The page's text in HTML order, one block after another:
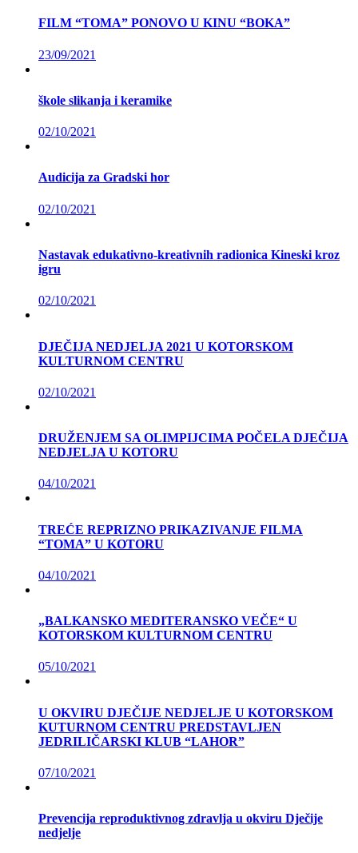
FILM “TOMA” PONOVO U KINU “BOKA”
23/09/2021
škole slikanja i keramike
02/10/2021
Audicija za Gradski hor
02/10/2021
Nastavak edukativno-kreativnih radionica Kineski kroz
igru
02/10/2021
DJEČIJA NEDJELJA 2021 U KOTORSKOM
KULTURNOM CENTRU
02/10/2021
DRUŽENJEM SA OLIMPIJCIMA POČELA DJEČIJA
NEDJELJA U KOTORU
04/10/2021
TREĆE REPRIZNO PRIKAZIVANJE FILMA
“TOMA” U KOTORU
04/10/2021
„BALKANSKO MEDITERANSKO VEČE“ U
KOTORSKOM KULTURNOM CENTRU
05/10/2021
U OKVIRU DJEČIJE NEDJELJE U KOTORSKOM
KUTURNOM CENTRU PREDSTAVLJEN
JEDRILIČARSKI KLUB “LAHOR”
07/10/2021
Prevencija reproduktivnog zdravlja u okviru Dječije
nedjelje